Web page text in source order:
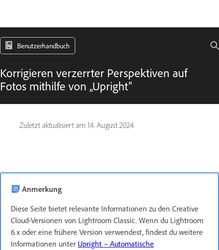
Benutzerhandbuch
Korrigieren verzerrter Perspektiven auf
Fotos mithilfe von „Upright“
Zuletzt aktualisiert am 14. August 2024
Anmerkung
Diese Seite bietet relevante Informationen zu den Creative
Cloud-Versionen von Lightroom Classic. Wenn du Lightroom
6.x oder eine frühere Version verwendest, findest du weitere
Informationen unter Upright – Automatische